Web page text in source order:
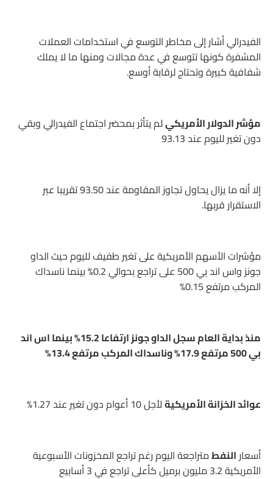
الفيدرالي أشار إلى مخاطر التوسع في استخدامات العملات
المشفرة كونها تتوسع في عدة مجالات ومنها ما لا يملك
شفافية كبيرة وتحتاج لرقابة أوسع.
مؤشر الدولار الأمريكيلم يتأثر بمحضر اجتماع الفيدرالي وبقي
دون تغير لليوم عند 93.13
إلا أنه ما يزال يحاول تجاوز المقاومة عند 93.50 تقريبا عبر
الاستقرار قربها.
مؤشرات الأسهم الأمريكية على تغير طفيف لليوم حيث الداو
جونز واس اند بي 500 على تراجع بحوالي 0.2% بينما ناسداك
المركب مرتفع 0.15%
منذ بداية العام سجل الداو جونز ارتفاعا 15.2% بينما اس اند
بي 500 مرتفع 17.9% وناسداك المركب مرتفع 13.4%
عوائد الخزانة الأمريكيةلأجل 10 أعوام دون تغير عند 1.27%
أسعار النفطمتراجعة اليوم رغم تراجع المخزونات الأسبوعية
الأمريكية 3.2 مليون برميل كأعلى تراجع في 3 أسابيع